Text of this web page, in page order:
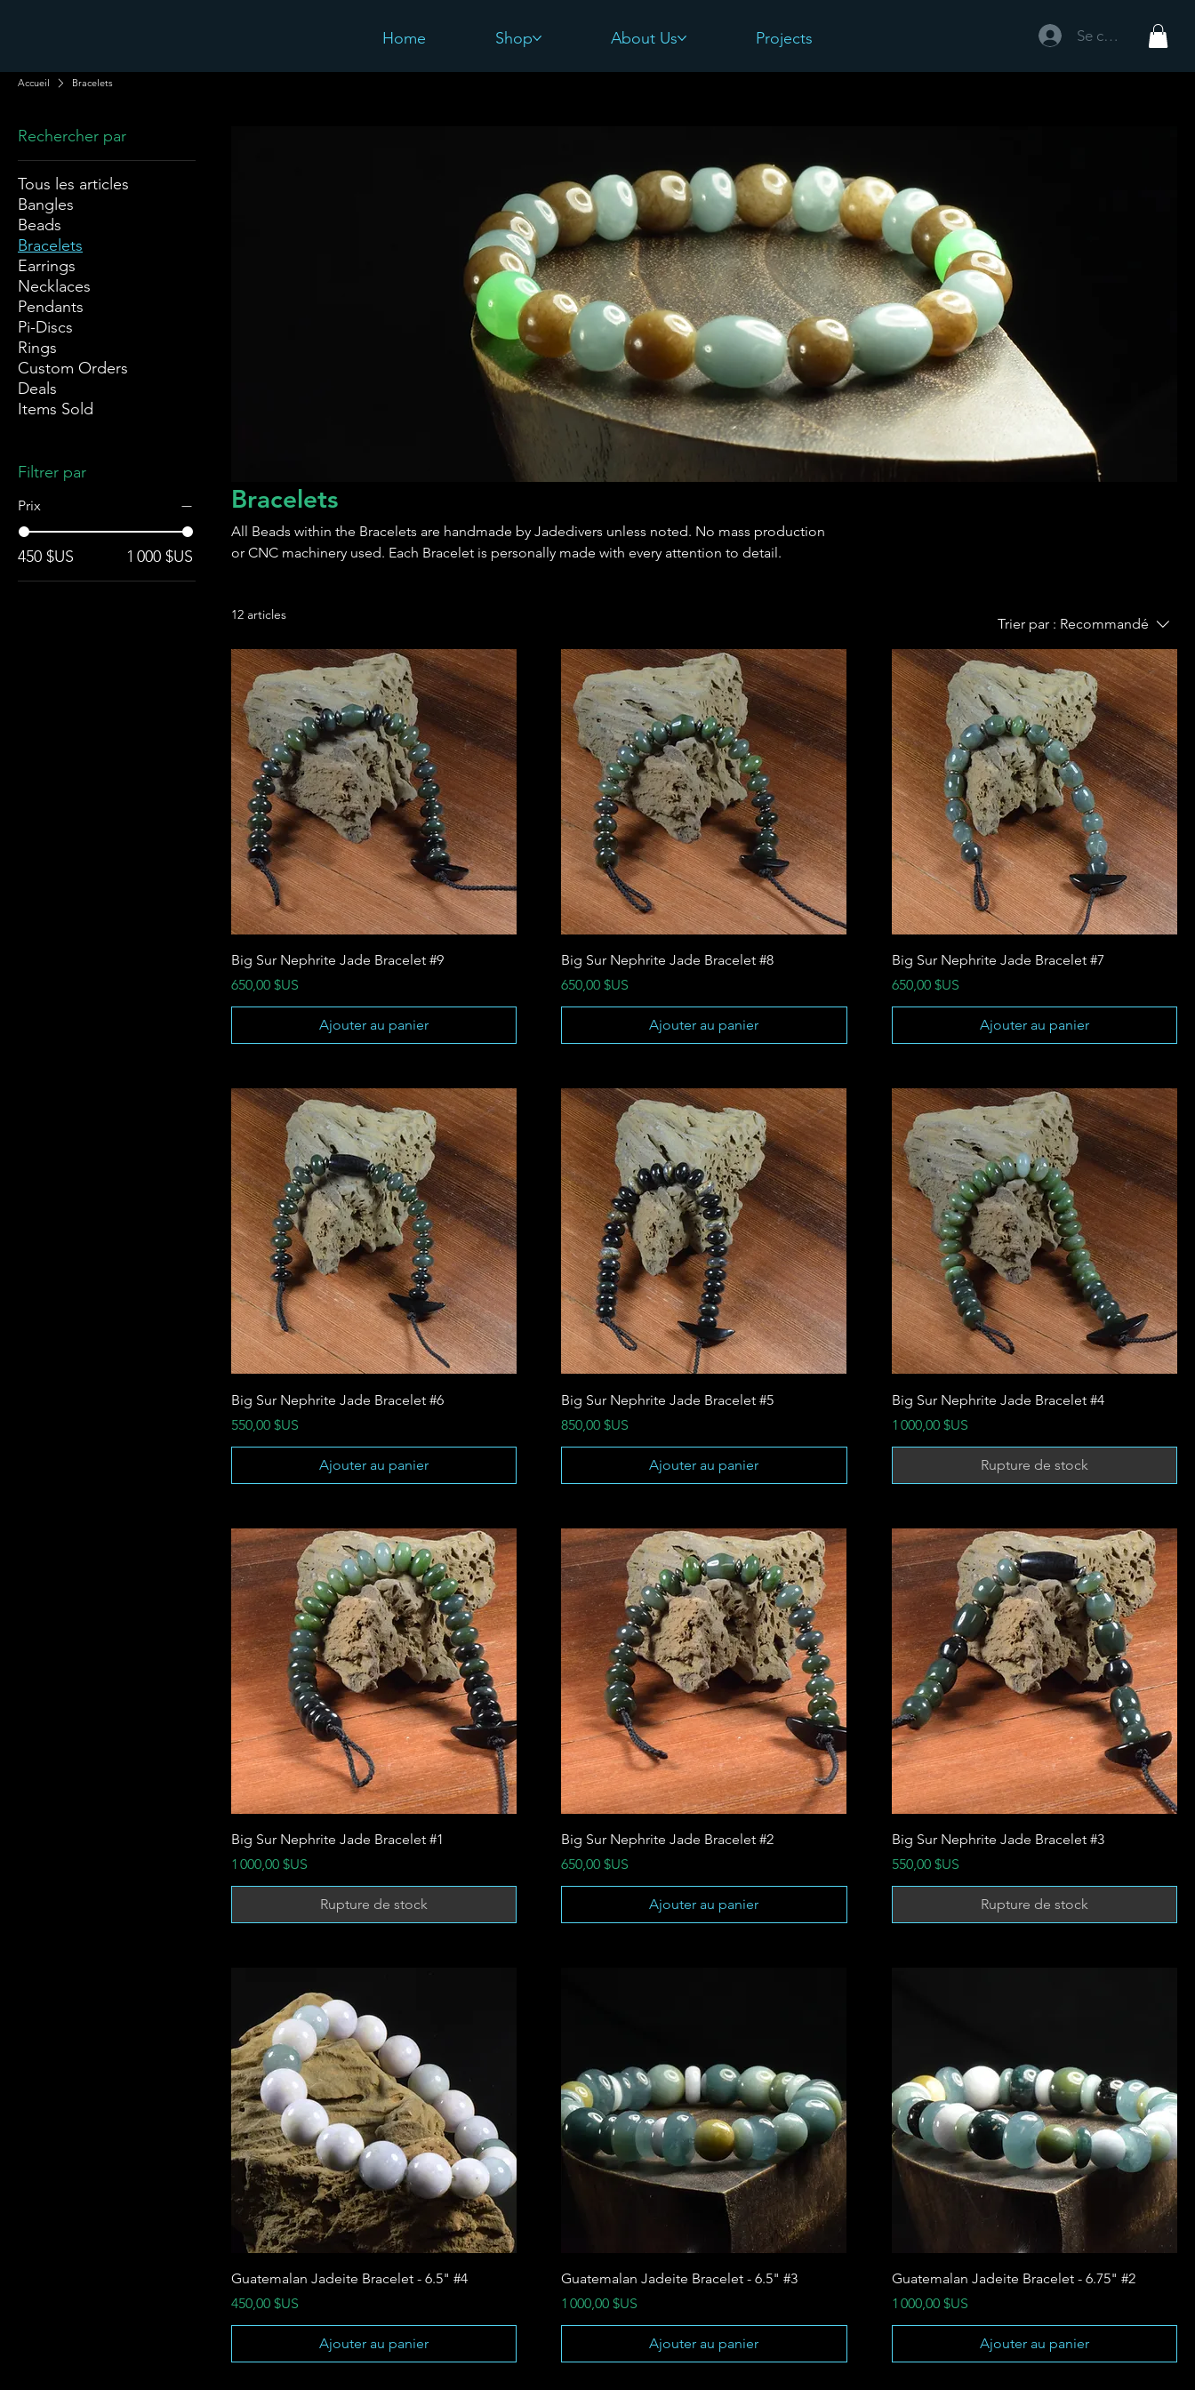
Se connecter
Home Shop About Us Projects
Accueil Bracelets
Rechercher par
Tous les articles
Bangles
Beads
Bracelets
Earrings
Necklaces
Pendants
Pi-Discs
Rings
Custom Orders
Deals
Items Sold
Filtrer par
Prix
450 $US 1 000 $US
Bracelets
All Beads within the Bracelets are handmade by Jadedivers unless noted. No mass production
or CNC machinery used. Each Bracelet is personally made with every attention to detail.
12 articles
Trier par : Recommandé
Big Sur Nephrite Jade Bracelet #9
Prix
650,00 $US
Ajouter au panier
Big Sur Nephrite Jade Bracelet #8
Prix
650,00 $US
Ajouter au panier
Big Sur Nephrite Jade Bracelet #7
Prix
650,00 $US
Ajouter au panier
Big Sur Nephrite Jade Bracelet #6
Prix
550,00 $US
Ajouter au panier
Big Sur Nephrite Jade Bracelet #5
Prix
850,00 $US
Ajouter au panier
Big Sur Nephrite Jade Bracelet #4
Prix
1 000,00 $US
Rupture de stock
Big Sur Nephrite Jade Bracelet #1
Prix
1 000,00 $US
Rupture de stock
Big Sur Nephrite Jade Bracelet #2
Prix
650,00 $US
Ajouter au panier
Big Sur Nephrite Jade Bracelet #3
Prix
550,00 $US
Rupture de stock
Guatemalan Jadeite Bracelet - 6.5" #4
Prix
450,00 $US
Ajouter au panier
Guatemalan Jadeite Bracelet - 6.5" #3
Prix
1 000,00 $US
Ajouter au panier
Guatemalan Jadeite Bracelet - 6.75" #2
Prix
1 000,00 $US
Ajouter au panier